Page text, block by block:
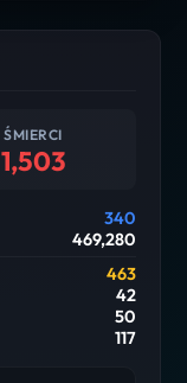
ŚMIERCI
1,503
340
469,280
463
42
50
117